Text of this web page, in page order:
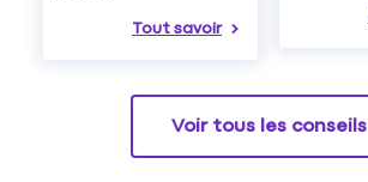
Tout savoir
Voir tous les conseils